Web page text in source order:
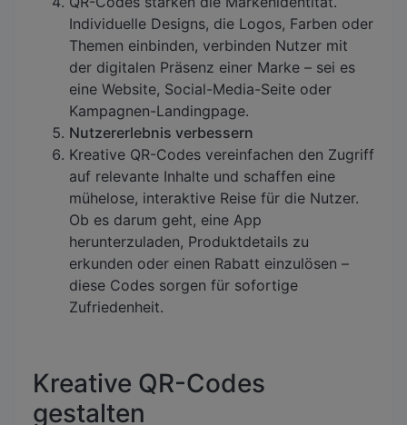
Individuelle Designs, die Logos, Farben oder
Themen einbinden, verbinden Nutzer mit
der digitalen Präsenz einer Marke – sei es
eine Website, Social-Media-Seite oder
Kampagnen-Landingpage.
Nutzererlebnis verbessern
Kreative QR-Codes vereinfachen den Zugriff
auf relevante Inhalte und schaffen eine
mühelose, interaktive Reise für die Nutzer.
Ob es darum geht, eine App
herunterzuladen, Produktdetails zu
erkunden oder einen Rabatt einzulösen –
diese Codes sorgen für sofortige
Zufriedenheit.
Kreative QR-Codes
gestalten